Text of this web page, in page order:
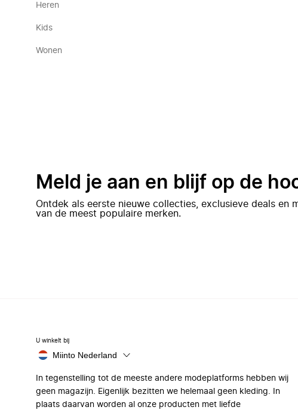
Heren
Kids
Wonen
Meld je aan en blijf op de
Ontdek als eerste nieuwe collecties, exclusieve deals en
van de meest populaire merken.
U winkelt bij
Miinto Nederland
In tegenstelling tot de meeste andere modeplatforms hebben wij
geen magazijn. Eigenlijk bezitten we helemaal geen kleding. In
plaats daarvan worden al onze producten met liefde